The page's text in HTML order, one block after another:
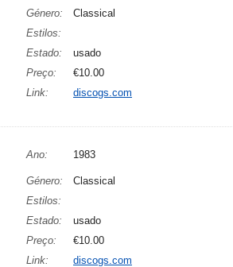
Género:
Classical
Estilos:
Estado:
usado
Preço:
€10.00
Link:
discogs.com
Ano: 1983
Género:
Classical
Estilos:
Estado:
usado
Preço:
€10.00
Link:
discogs.com